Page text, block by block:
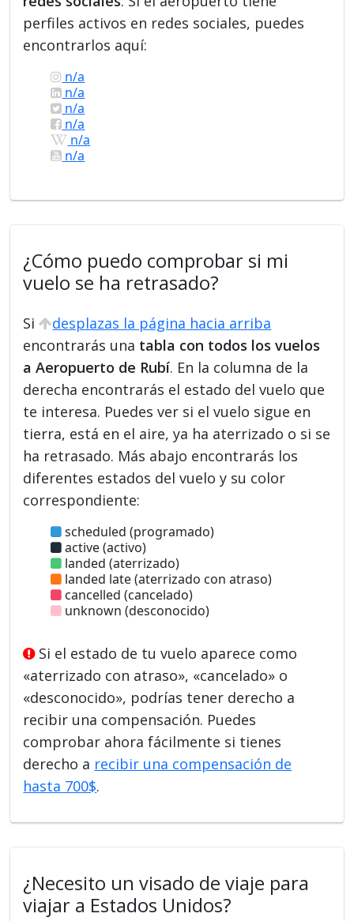
perfiles activos en redes sociales, puedes
encontrarlos aquí:
n/a
n/a
n/a
n/a
n/a
n/a
¿Cómo puedo comprobar si mi
vuelo se ha retrasado?
Si
desplazas la página hacia arriba
encontrarás una tabla con todos los vuelos
a Aeropuerto de Rubí. En la columna de la
derecha encontrarás el estado del vuelo que
te interesa. Puedes ver si el vuelo sigue en
tierra, está en el aire, ya ha aterrizado o si se
ha retrasado. Más abajo encontrarás los
diferentes estados del vuelo y su color
correspondiente:
scheduled (programado)
active (activo)
landed (aterrizado)
landed late (aterrizado con atraso)
cancelled (cancelado)
unknown (desconocido)
Si el estado de tu vuelo aparece como
«aterrizado con atraso», «cancelado» o
«desconocido», podrías tener derecho a
recibir una compensación. Puedes
comprobar ahora fácilmente si tienes
derecho a recibir una compensación de
hasta 700$.
¿Necesito un visado de viaje para
viajar a Estados Unidos?